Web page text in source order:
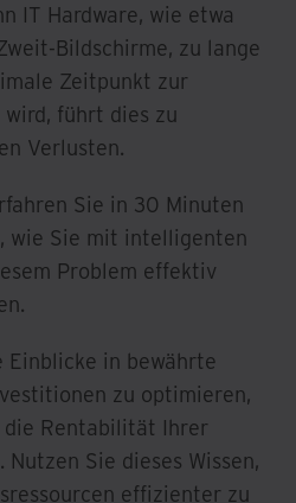
IT Hardware, wie etwa
Bildschirme, zu lange
Zeitpunkt zur
führt dies zu
Verlusten.
Sie in 30 Minuten
wie Sie mit intelligenten
Problem effektiv
in bewährte
zu optimieren,
die Rentabilität Ihrer
Sie dieses Wissen,
effizienter zu